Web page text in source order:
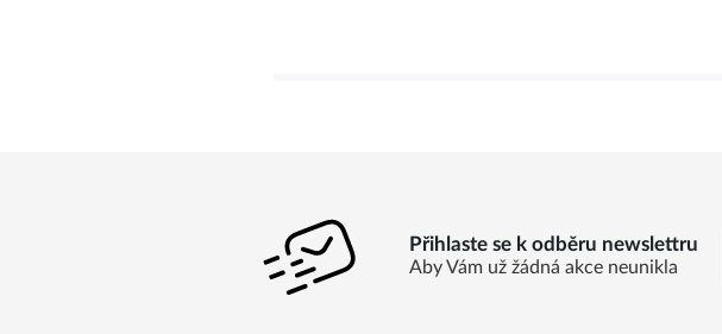
Přihlaste se k odběru newslettru
Aby Vám už žádná akce neunikla